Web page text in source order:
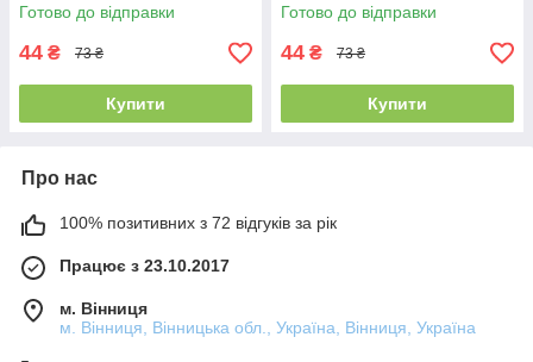
Готово до відправки
44 ₴ 73 ₴
Купити
Готово до відправки
44 ₴ 73 ₴
Купити
Про нас
100% позитивних з 72 відгуків за рік
Працює з 23.10.2017
м. Вінниця
м. Вінниця, Вінницька обл., Україна, Вінниця, Україна